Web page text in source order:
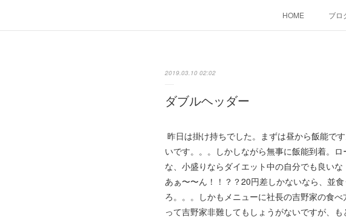
HOME ブロ
2019.03.10 02:02
ダブルヘッダー
昨日は掛け持ちでした。まずは昼から飯能で
いです。。。しかしながら無事に飯能到着。
な、小盛りならダイエット中の自分でも良い
あぁ〜〜ん！！？？20円差しかないなら、並
ろ。。。しかもメニューに社長の吉野家の食
って吉野家非難してもしょうがないですが、